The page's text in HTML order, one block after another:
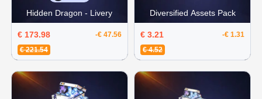
Hidden Dragon - Livery
€ 173.98
-€ 47.56
€ 221.54
Diversified Assets Pack
€ 3.21
-€ 1.31
€ 4.52